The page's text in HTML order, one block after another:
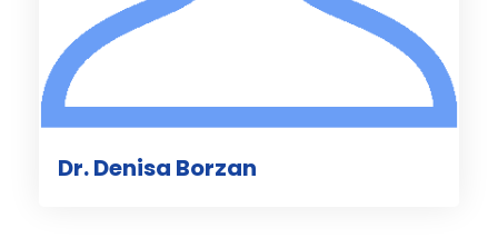
Dr. Denisa Borzan